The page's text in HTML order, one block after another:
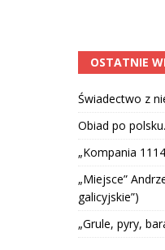
OSTATNIE
Świadectwo z
Obiad po
„Kompania
„Miejsce”
galicyjskie”)
„Grule, pyry,